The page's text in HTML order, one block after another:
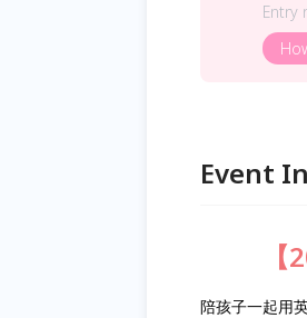
Entry
Event
陪孩子一起用